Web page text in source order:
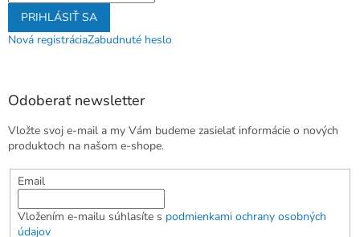
PRIHLÁSIŤ SA
Nová registráciaZabudnuté heslo
Odoberať newsletter
Vložte svoj e-mail a my Vám budeme zasielať informácie o nových
produktoch na našom e-shope.
Email
Vložením e-mailu súhlasíte s podmienkami ochrany osobných
údajov